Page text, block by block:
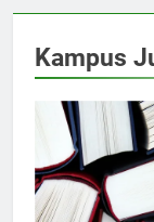
Kampus